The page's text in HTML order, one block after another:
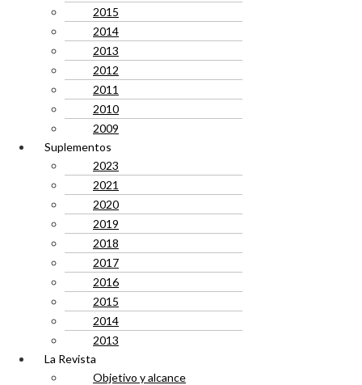
2015
2014
2013
2012
2011
2010
2009
Suplementos
2023
2021
2020
2019
2018
2017
2016
2015
2014
2013
La Revista
Objetivo y alcance